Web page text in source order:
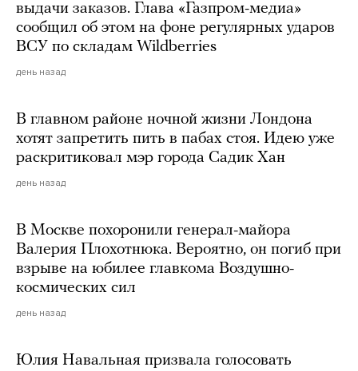
выдачи заказов. Глава «Газпром-медиа»
сообщил об этом на фоне регулярных ударов
ВСУ по складам Wildberries
день назад
В главном районе ночной жизни Лондона
хотят запретить пить в пабах стоя. Идею уже
раскритиковал мэр города Садик Хан
день назад
В Москве похоронили генерал-майора
Валерия Плохотнюка. Вероятно, он погиб при
взрыве на юбилее главкома Воздушно-
космических сил
день назад
Юлия Навальная призвала голосовать